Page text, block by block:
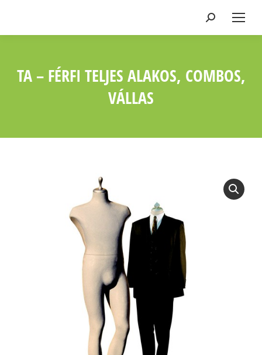
Keresés:
TA – FÉRFI TELJES ALAKOS, COMBOS,
VÁLLAS